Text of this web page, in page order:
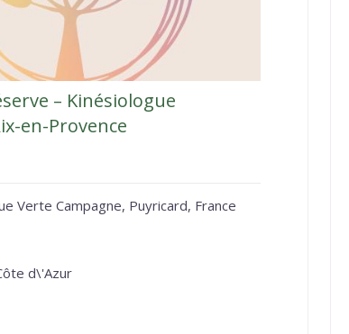
– Kinésiologue
en-Provence
Verte Campagne, Puyricard, France
d\'Azur